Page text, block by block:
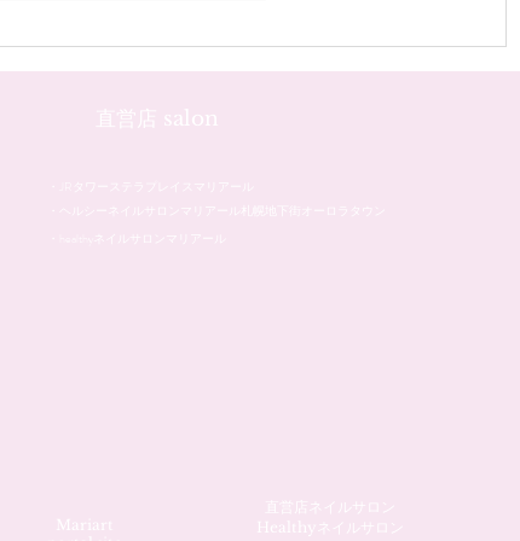
直営店 salon
Mariart
Healthyネイルサロン